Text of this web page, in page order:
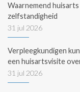
Waarnemend
zelfstandigheid
31 jul 2026
Verpleegkundigen
een huisartsvisite
31 jul 2026